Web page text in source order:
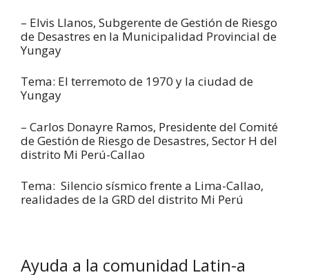
– Elvis Llanos, Subgerente de Gestión de Riesgo
de Desastres en la Municipalidad Provincial de
Yungay
Tema: El terremoto de 1970 y la ciudad de
Yungay
– Carlos Donayre Ramos, Presidente del Comité
de Gestión de Riesgo de Desastres, Sector H del
distrito Mi Perú-Callao
Tema: Silencio sísmico frente a Lima-Callao,
realidades de la GRD del distrito Mi Perú
Ayuda a la comunidad Latin-a